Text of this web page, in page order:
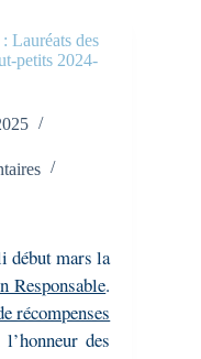
Lauréats des
petits 2024-
début mars la
Responsable.
récompenses
des